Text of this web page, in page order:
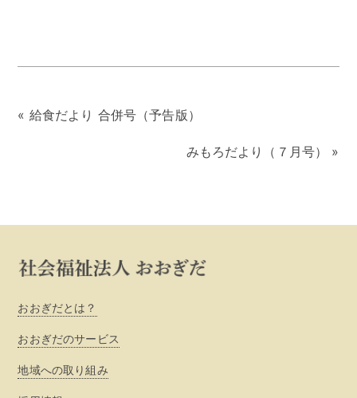
« 給食だより 合併号（予告版）
みもろだより（７月号） »
おおぎだとは？
おおぎだのサービス
地域への取り組み